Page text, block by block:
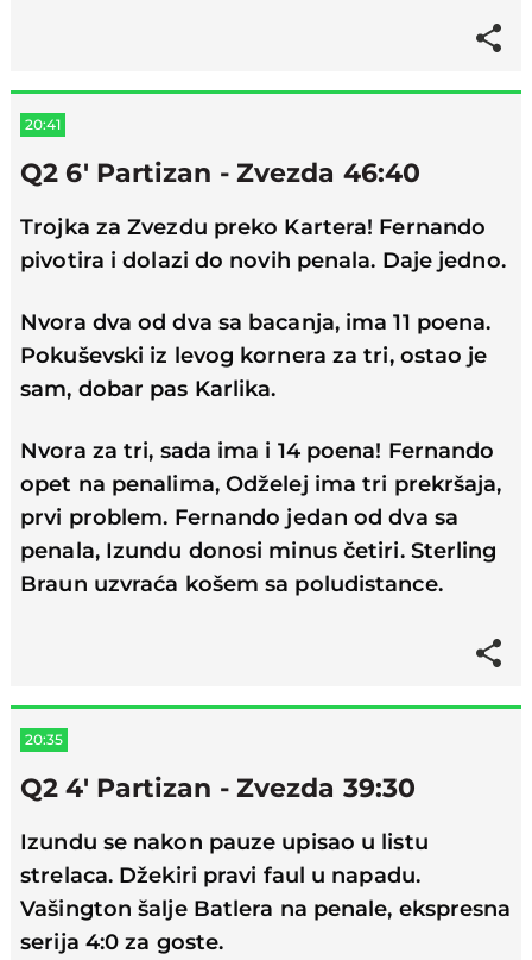
20:41
Q2 6' Partizan - Zvezda 46:40
Trojka za Zvezdu preko Kartera! Fernando
pivotira i dolazi do novih penala. Daje jedno.
Nvora dva od dva sa bacanja, ima 11 poena.
Pokuševski iz levog kornera za tri, ostao je
sam, dobar pas Karlika.
Nvora za tri, sada ima i 14 poena! Fernando
opet na penalima, Odželej ima tri prekršaja,
prvi problem. Fernando jedan od dva sa
penala, Izundu donosi minus četiri. Sterling
Braun uzvraća košem sa poludistance.
20:35
Q2 4' Partizan - Zvezda 39:30
Izundu se nakon pauze upisao u listu
strelaca. Džekiri pravi faul u napadu.
Vašington šalje Batlera na penale, ekspresna
serija 4:0 za goste.